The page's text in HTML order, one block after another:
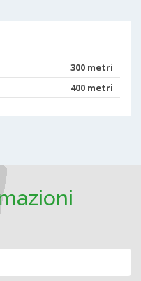
300 metri
400 metri